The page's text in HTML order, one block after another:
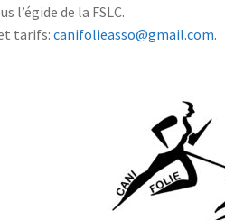
l’égide de la FSLC.
tarifs:canifolieasso@gmail.com.